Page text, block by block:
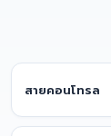
สายคอนโทรล